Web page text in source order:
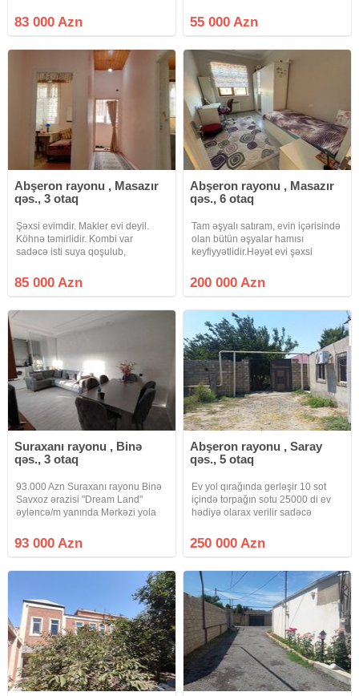
sanuzeldən ibarət həyət evi satılır.
Sənəd:Bələdiyyə Qiymət 83000 (
83 000 Azn
Həyət evi satılır 2 otaqlı ev hamam
sanitar qovşağı mətbəx yerləşir
daimidir
55 000 Azn
Abşeron rayonu , Masazır
qəs., 3 otaq
Şəxsi evimdir. Makler evi deyil.
Köhnə təmirlidir. Kombi var
sadəcə isti suya qoşulub,
mərkəzdir. 20-30 metr yaxənlıqda
Araz və Rahat marker var və 535
metr
85 000 Azn
Abşeron rayonu , Masazır
qəs., 6 otaq
Tam əşyalı satıram, evin içərisində
olan bütün əşyalar hamısı
keyfiyyətlidir.Həyət evi şəxsi
kupçalıdır, evə almamışam, alan
şəxs istəyə uyğun birbaşa öz
yaşayış
200 000 Azn
Suraxanı rayonu , Binə
qəs., 3 otaq
93.000 Azn Suraxanı rayonu Binə
Savxoz ərazisi "Dream Land"
əyləncə/m yanında Mərkəzi yola
sahəsi: 70 kv.m Otaq sayı: 3 ot
Sənəd Çıxarış ( kupça). Evində
93 000 Azn
Abşeron rayonu , Saray
qəs., 5 otaq
Ev yol qırağında gerləşir 10 sot
içində torpağın sotu 25000 di ev
hədiyə olarax verilir sadəcə
ödəməklə remontlu içi əşyalı ev
sahibi ola bilərsiniz evin
250 000 Azn